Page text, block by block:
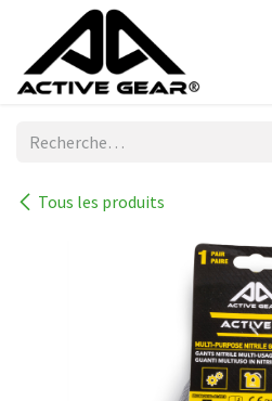
Se rendre au contenu
Tous les produits